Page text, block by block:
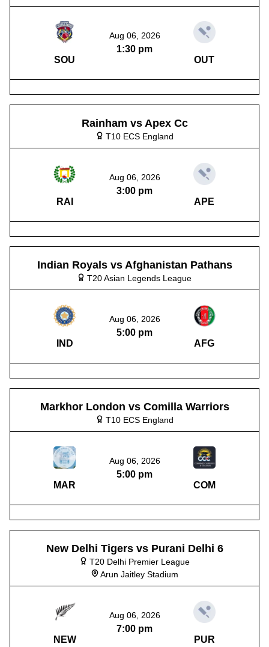
SOU
Aug 06, 2026
1:30 pm
OUT
Rainham vs Apex Cc
T10 ECS England
RAI
Aug 06, 2026
3:00 pm
APE
Indian Royals vs Afghanistan Pathans
T20 Asian Legends League
IND
Aug 06, 2026
5:00 pm
AFG
Markhor London vs Comilla Warriors
T10 ECS England
MAR
Aug 06, 2026
5:00 pm
COM
New Delhi Tigers vs Purani Delhi 6
T20 Delhi Premier League
Arun Jaitley Stadium
NEW
Aug 06, 2026
7:00 pm
PUR